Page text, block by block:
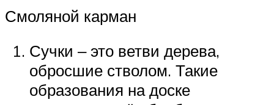
Смоляной карман
Сучки ‒ это ветви дерева,
обросшие стволом. Такие
образования на доске